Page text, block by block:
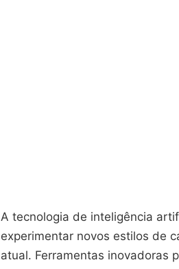
A tecnologia de inteligência
experimentar novos estilos de
atual. Ferramentas inovadoras